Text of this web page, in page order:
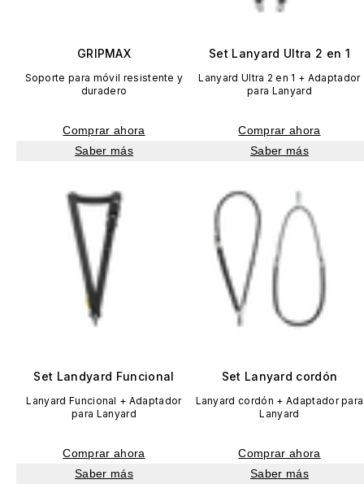
GRIPMAX
Soporte para móvil resistente y
duradero
Comprar ahora
Saber más
Set Lanyard Ultra 2 en 1
Lanyard Ultra 2 en 1 + Adaptador
para Lanyard
Comprar ahora
Saber más
Set Landyard Funcional
Lanyard Funcional + Adaptador
para Lanyard
Comprar ahora
Saber más
Set Lanyard cordón
Lanyard cordón + Adaptador para
Lanyard
Comprar ahora
Saber más